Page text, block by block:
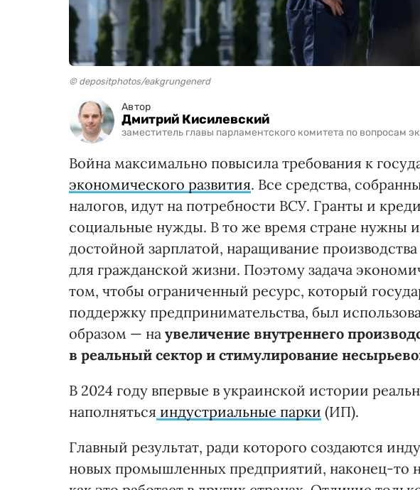
© depositphotos/eakgrungenerd
Автор
Дмитрий Кисилевский
заместитель главы парламентского комитета по вопросам
Война максимально повысила требования к
экономического развития. Все средства,
налогов, идут на потребности ВСУ. Гранты и
социальные нужды. В то же время стране нужны
достойной зарплатой, наращивание
для гражданской жизни. Поэтому задача
том, чтобы ограниченный ресурс, который
поддержку предпринимательства, был
образом — на увеличение внутреннего
в реальный сектор и стимулирование
В 2024 году впервые в украинской истории
наполняться индустриальные парки (ИП).
Главный результат, ради которого создаются
новых промышленных предприятий, наконец-то